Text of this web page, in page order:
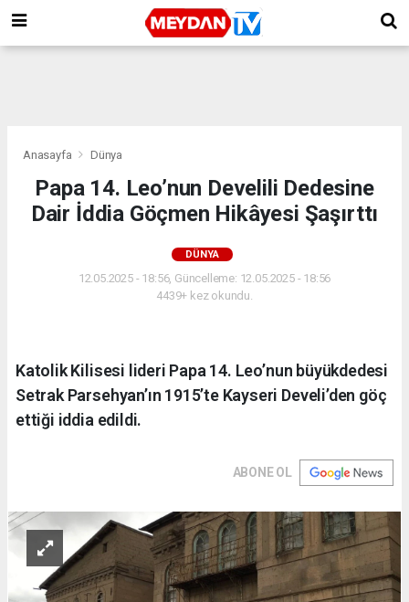
Anasayfa Dünya
Papa 14. Leo’nun Develili Dedesine
Dair İddia Göçmen Hikâyesi Şaşırttı
DÜNYA
12.05.2025 - 18:56, Güncelleme: 12.05.2025 - 18:56
4439+ kez okundu.
Katolik Kilisesi lideri Papa 14. Leo’nun büyükdedesi
Setrak Parsehyan’ın 1915’te Kayseri Develi’den göç
ettiği iddia edildi.
ABONE OL